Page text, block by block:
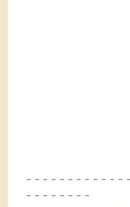
－－－－－－－－－－－－
－－－－－－－－